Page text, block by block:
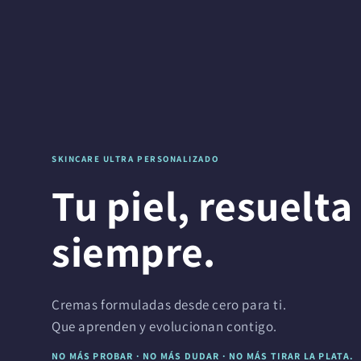
SKINCARE ULTRA PERSONALIZADO
Tu piel,
siempre.
Cremas formuladas desde cero para ti.
Que aprenden y evolucionan contigo.
NO MÁS PROBAR · NO MÁS DUDAR · NO MÁS TIRAR LA PLATA.